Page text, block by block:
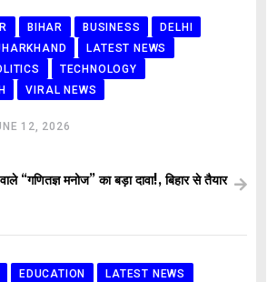
BIHAR BUSINESS
DELHI
LATEST NEWS
TECHNOLOGY
VIRAL NEWS
12, 2026
“गणितज्ञ मनोज” का बड़ा दावा!, बिहार से तैयार
EDUCATION
LATEST NEWS